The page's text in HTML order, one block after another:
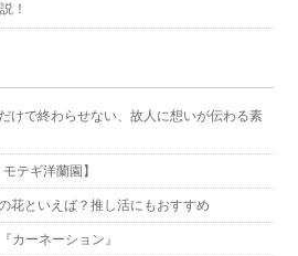
！
けで終わらせない、故人に想いが伝わる素
テギ洋蘭園】
花といえば？推し活にもおすすめ
カーネーション』